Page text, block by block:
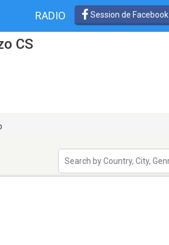
RADIO Session de Facebook
CS